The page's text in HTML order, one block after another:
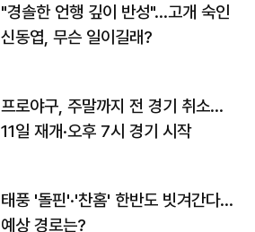
"경솔한 언행 깊이 반성"…고개 숙인
신동엽, 무슨 일이길래?
프로야구, 주말까지 전 경기 취소…
11일 재개·오후 7시 경기 시작
태풍 '돌핀'·'찬홈' 한반도 빗겨간다…
예상 경로는?